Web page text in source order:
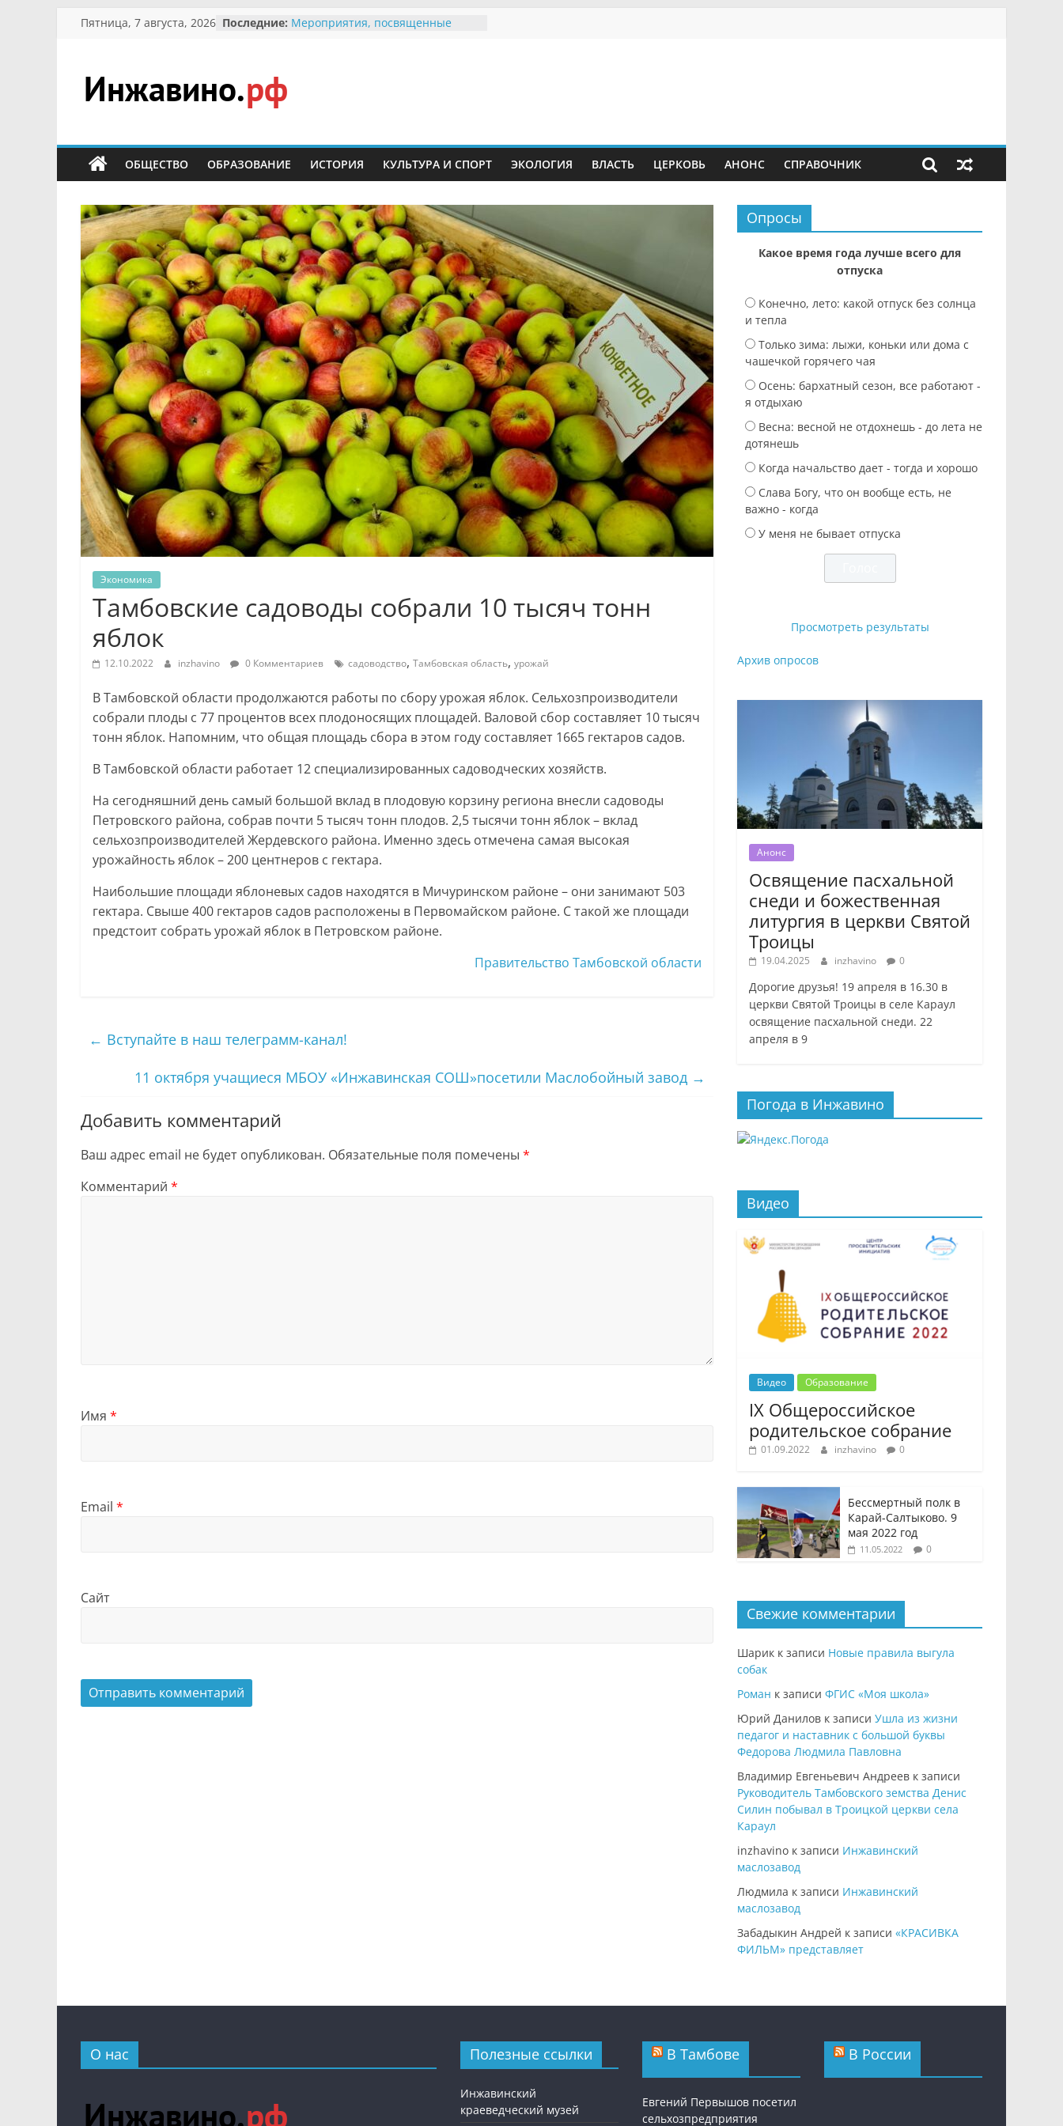
Перейти
Пятница, 7 августа, 2026 Последние: Мероприятия, посвященные
Безопасность в сети Интернет
Ученики приняли участие в
мероприятии «Сохраним
В вольере Воронинского
заповедника родились крапчатые
суслики
Инжавино.рф
сельский
портал
ОБЩЕСТВО ОБРАЗОВАНИЕ ИСТОРИЯ КУЛЬТУРА И СПОРТ ЭКОЛОГИЯ ВЛАСТЬ ЦЕРКОВЬ АНОНС СПРАВОЧНИК
Экономика
Тамбовские садоводы собрали 10 тысяч тонн
яблок
12.10.2022 inzhavino 0 Комментариев садоводство, Тамбовская область, урожай
В Тамбовской области продолжаются работы по сбору урожая яблок. Сельхозпроизводители
собрали плоды с 77 процентов всех плодоносящих площадей. Валовой сбор составляет 10 тысяч
тонн яблок. Напомним, что общая площадь сбора в этом году составляет 1665 гектаров садов.
В Тамбовской области работает 12 специализированных садоводческих хозяйств.
На сегодняшний день самый большой вклад в плодовую корзину региона внесли садоводы
Петровского района, собрав почти 5 тысяч тонн плодов. 2,5 тысячи тонн яблок – вклад
сельхозпроизводителей Жердевского района. Именно здесь отмечена самая высокая
урожайность яблок – 200 центнеров с гектара.
Наибольшие площади яблоневых садов находятся в Мичуринском районе – они занимают 503
гектара. Свыше 400 гектаров садов расположены в Первомайском районе. С такой же площади
предстоит собрать урожай яблок в Петровском районе.
Правительство Тамбовской области
← Вступайте в наш телеграмм-канал!
11 октября учащиеся МБОУ «Инжавинская СОШ»посетили Маслобойный завод →
Добавить комментарий
Ваш адрес email не будет опубликован. Обязательные поля помечены *
Комментарий *
Имя *
Email *
Сайт
Опросы
Какое время года лучше всего для
отпуска
Конечно, лето: какой отпуск без солнца
и тепла
Только зима: лыжи, коньки или дома с
чашечкой горячего чая
Осень: бархатный сезон, все работают -
я отдыхаю
Весна: весной не отдохнешь - до лета не
дотянешь
Когда начальство дает - тогда и хорошо
Слава Богу, что он вообще есть, не
важно - когда
У меня не бывает отпуска
Просмотреть результаты
Архив опросов
Анонс
Освящение пасхальной
снеди и божественная
литургия в церкви Святой
Троицы
19.04.2025 inzhavino 0
Дорогие друзья! 19 апреля в 16.30 в
церкви Святой Троицы в селе Караул
освящение пасхальной снеди. 22
апреля в 9
Погода в Инжавино
Видео
Видео Образование
IX Общероссийское
родительское собрание
01.09.2022 inzhavino 0
Бессмертный полк в
Карай-Салтыково. 9
мая 2022 год
11.05.2022 0
Свежие комментарии
Шарик к записи Новые правила выгула
собак
Роман к записи ФГИС «Моя школа»
Юрий Данилов к записи Ушла из жизни
педагог и наставник с большой буквы
Федорова Людмила Павловна
Владимир Евгеньевич Андреев к записи
Руководитель Тамбовского земства Денис
Силин побывал в Троицкой церкви села
Караул
inzhavino к записи Инжавинский
маслозавод
Людмила к записи Инжавинский
маслозавод
Забадыкин Андрей к записи «КРАСИВКА
ФИЛЬМ» представляет
О нас Полезные ссылки
Инжавинский
краеведческий музей
В Тамбове
Евгений Первышов посетил
сельхозпредприятия
В России